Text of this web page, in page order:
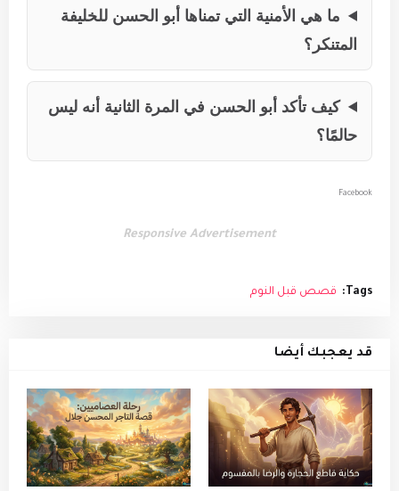
ما هي الأمنية التي تمناها أبو الحسن للخليفة
المتنكر؟
كيف تأكد أبو الحسن في المرة الثانية أنه ليس
حالمًا؟
Facebook
Responsive Advertisement
Tags: قصص قبل النوم
قد يعجبك أيضا